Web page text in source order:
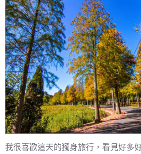
我很喜歡這天的獨身旅行，看見好多